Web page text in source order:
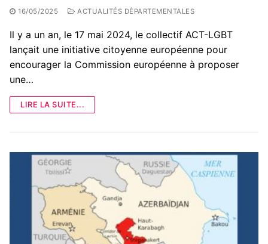
16/05/2025 ACTUALITÉS DÉPARTEMENTALES
Il y a un an, le 17 mai 2024, le collectif ACT-LGBT
lançait une initiative citoyenne européenne pour
encourager la Commission européenne à proposer
une…
LIRE LA SUITE...